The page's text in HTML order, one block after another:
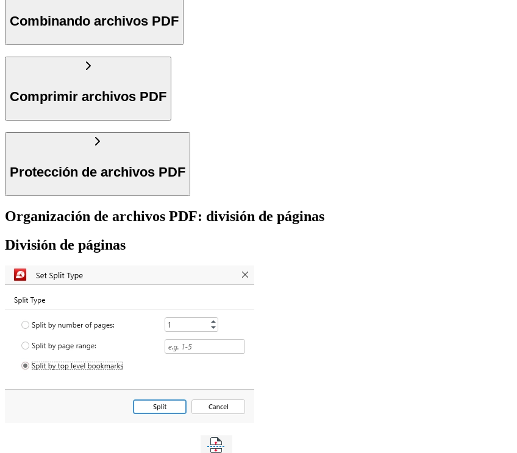
Combinando archivos PDF
Comprimir archivos PDF
Protección de archivos PDF
Organización de archivos PDF: división de páginas
División de páginas